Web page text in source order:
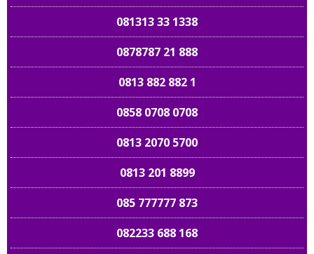
081313 33 1338
0878787 21 888
0813 882 882 1
0858 0708 0708
0813 2070 5700
0813 201 8899
085 777777 873
082233 688 168